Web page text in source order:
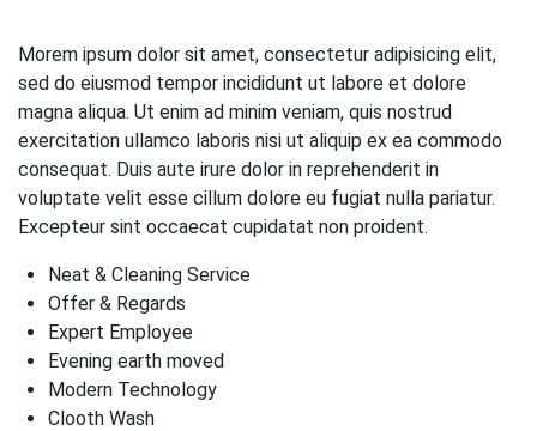
Morem ipsum dolor sit amet, consectetur adipisicing elit,
sed do eiusmod tempor incididunt ut labore et dolore
magna aliqua. Ut enim ad minim veniam, quis nostrud
exercitation ullamco laboris nisi ut aliquip ex ea commodo
consequat. Duis aute irure dolor in reprehenderit in
voluptate velit esse cillum dolore eu fugiat nulla pariatur.
Excepteur sint occaecat cupidatat non proident.
Neat & Cleaning Service
Offer & Regards
Expert Employee
Evening earth moved
Modern Technology
Clooth Wash